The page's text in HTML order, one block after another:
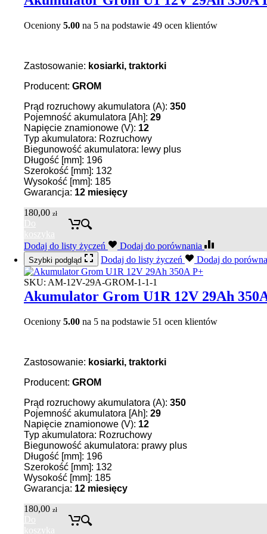
Oceniony 5.00 na 5 na podstawie 49 ocen klientów
Zastosowanie: kosiarki, traktorki
Producent: GROM
Prąd rozruchowy akumulatora (A): 350
Pojemność akumulatora [Ah]: 29
Napięcie znamionowe (V): 12
Typ akumulatora: Rozruchowy
Biegunowość akumulatora: lewy plus
Długość [mm]: 196
Szerokość [mm]: 132
Wysokość [mm]: 185
Gwarancja: 12 miesięcy
180,00 zł
Do
koszyka
Dodaj do listy życzeń
Dodaj do porównania
Szybki podgląd Dodaj do listy życzeń Dodaj do
SKU: AM-12V-29A-GROM-1-1-1
Akumulator Grom U1R 12V 29Ah
Oceniony 5.00 na 5 na podstawie 51 ocen klientów
Zastosowanie: kosiarki, traktorki
Producent: GROM
Prąd rozruchowy akumulatora (A): 350
Pojemność akumulatora [Ah]: 29
Napięcie znamionowe (V): 12
Typ akumulatora: Rozruchowy
Biegunowość akumulatora: prawy plus
Długość [mm]: 196
Szerokość [mm]: 132
Wysokość [mm]: 185
Gwarancja: 12 miesięcy
180,00 zł
Do
koszyka